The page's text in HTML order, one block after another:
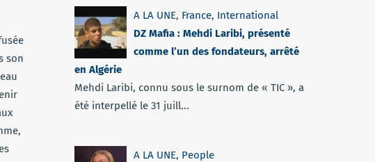
son
A LA UNE, France, International
DZ Mafia : Mehdi Laribi, présenté
comme l’un des fondateurs, arrêté
en Algérie
Mehdi Laribi, connu sous le surnom de « TIC », a
été interpellé le 31 juill...
A LA UNE, People